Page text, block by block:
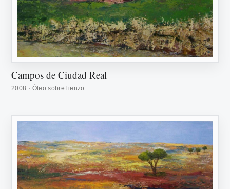
Campos de Ciudad Real
2008 · Óleo sobre lienzo